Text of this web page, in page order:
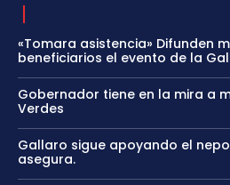
«Tomara asistencia» Difunden
beneficiarios el evento de la
Gobernador tiene en la mira a
Verdes
Gallaro sigue apoyando el
asegura.